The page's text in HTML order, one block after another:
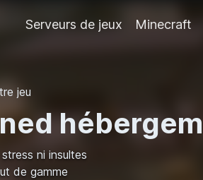
Serveurs de jeux Minecraft
jeu
ni insultes
de gamme